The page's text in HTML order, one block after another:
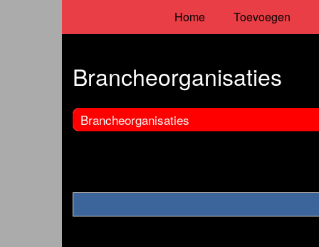
Home Toevoegen
Brancheorganisaties
Brancheorganisaties